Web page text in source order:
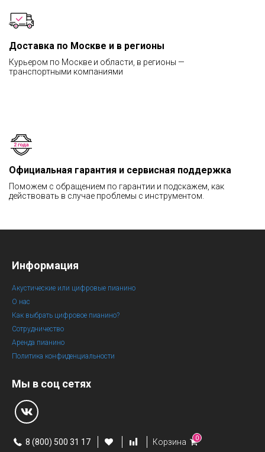
Доставка по Москве и в регионы
Курьером по Москве и области, в регионы —
транспортными компаниями
Официальная гарантия и сервисная поддержка
Поможем с обращением по гарантии и подскажем, как
действовать в случае проблемы с инструментом.
Информация
Акустические или цифровые пианино
О нас
Как выбрать цифровое пианино?
Сотрудничество
Аренда пианино
Политика конфиденциальности
Мы в соц сетях
8 (800) 500 31 17 Корзина 0